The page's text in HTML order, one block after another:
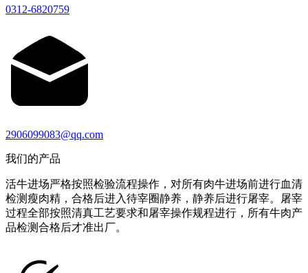
0312-6820759
2906099083@qq.com
我们的产品
活牛进场严格按照检验流程操作，对所有肉牛进场前进行血清
检测瘦肉精，合格后进入待宰圈静养，静养后进行屠宰。屠宰
过程全部按照清真工艺要求和屠宰操作规程进行，所有牛肉产
品检测合格后才准出厂。